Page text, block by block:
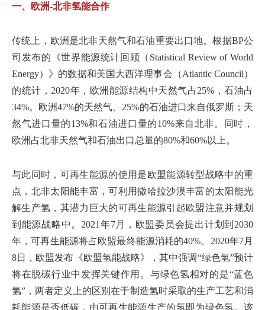
一、欧洲-北非氢能合作
传统上，欧洲是北非天然气和石油重要出口地。根据BP公
司发布的《世界能源统计回顾（Statistical Review of World
Energy）》的数据和美国大西洋理事会（Atlantic Council）
的统计，2020年，欧洲能源结构中天然气占25%，石油占
34%。欧洲47%的天然气、25%的石油进口来自俄罗斯；天
然气进口量的13%和石油进口量的10%来自北非。同时，
欧洲占北非天然气和石油出口总量的80%和60%以上。
与此同时，可再生能源的使用是欧盟能源转型战略中的重
点，北非太阳能丰富，可利用撒哈拉沙漠丰富的太阳能光
解生产氢，其潜力巨大的可再生能源引起欧盟注意并规划
到能源战略中。2021年7月，欧盟委员会提出计划到2030
年，可再生能源将占欧盟最终能源消耗的40%。2020年7月
8日，欧盟发布《欧盟氢能战略》，其中强调“绿色氢”预计
将在脱碳行业中发挥关键作用。与绿色氢相对的是“蓝色
氢”，两者定义上的区别在于制造氢时采取的生产工艺和消
耗能源是否低碳，由可再生能源生产的氢即为绿色氢。该